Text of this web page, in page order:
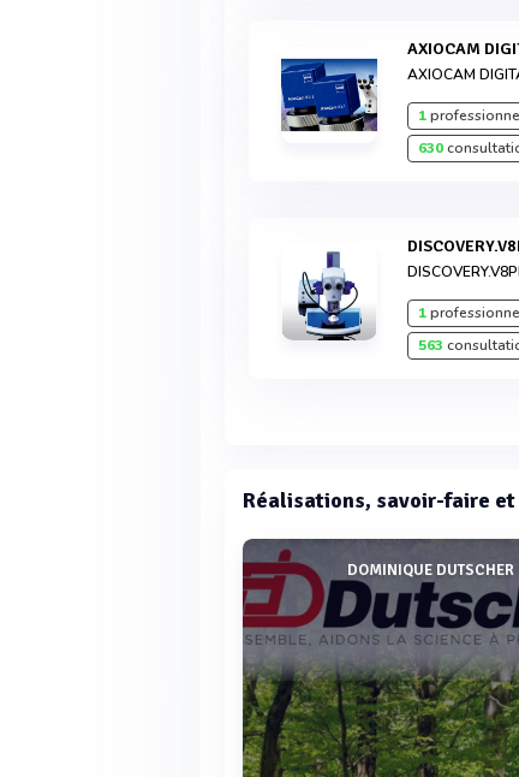
AXIOCAM
AXIOCAM
1
630
1
563
Réalisations, savoir-faire
DOMINIQUE DUTSCHER